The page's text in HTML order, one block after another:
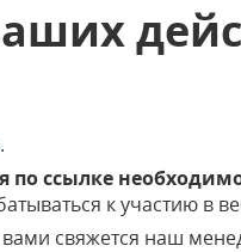
.
по ссылке
к участию в
свяжется наш